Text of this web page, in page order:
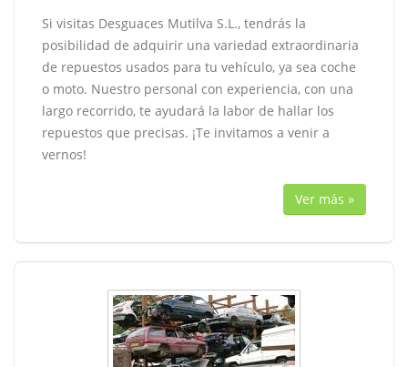
Si visitas Desguaces Mutilva S.L., tendrás la
posibilidad de adquirir una variedad extraordinaria
de repuestos usados para tu vehículo, ya sea coche
o moto. Nuestro personal con experiencia, con una
largo recorrido, te ayudará la labor de hallar los
repuestos que precisas. ¡Te invitamos a venir a
vernos!
Ver más »